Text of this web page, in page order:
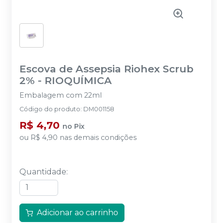
Escova de Assepsia Riohex Scrub
2% - RIOQUÍMICA
Embalagem com 22ml
Código do produto: DM001158
R$ 4,70 no Pix
ou R$ 4,90 nas demais condições
Quantidade:
Adicionar ao carrinho